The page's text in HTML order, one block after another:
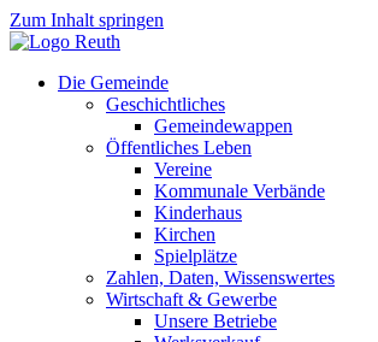
Zum Inhalt springen
Die Gemeinde
Geschichtliches
Gemeindewappen
Öffentliches Leben
Vereine
Kommunale Verbände
Kinderhaus
Kirchen
Spielplätze
Zahlen, Daten, Wissenswertes
Wirtschaft & Gewerbe
Unsere Betriebe